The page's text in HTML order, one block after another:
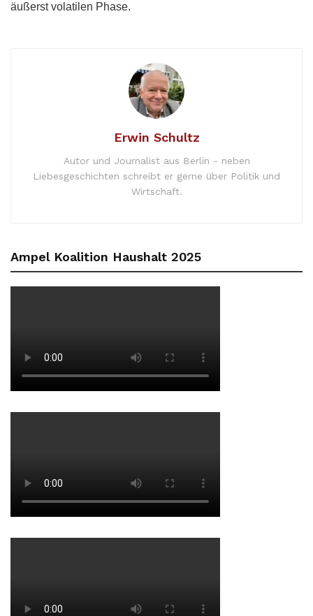
äußerst volatilen Phase.
Erwin Schultz
Autor und Journalist aus Berlin - neben
Liebesgeschichten schreibt er gerne über Politik und
Wirtschaft.
Ampel Koalition Haushalt 2025